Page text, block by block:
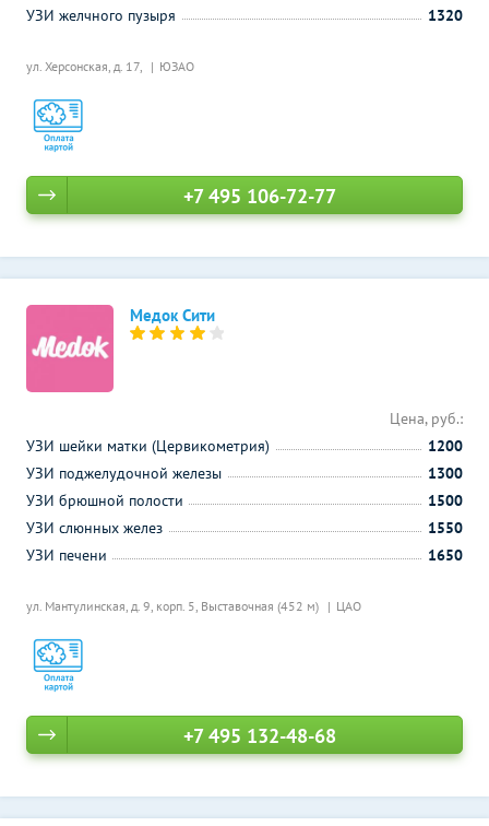
ул. Херсонская, д. 17, ЮЗАО
УЗИ желчного пузыря
1320
+7 495 106-72-77
Медок Сити
ул. Мантулинская, д. 9, корп. 5, Выставочная (452 м) ЦАО
Цена, руб.:
УЗИ шейки матки (Цервикометрия)
1200
УЗИ поджелудочной железы
1300
УЗИ брюшной полости
1500
УЗИ слюнных желез
1550
УЗИ печени
1650
+7 495 132-48-68